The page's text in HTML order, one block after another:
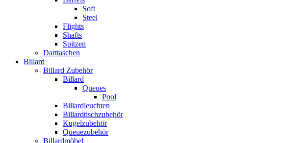
Soft
Steel
Flights
Shafts
Spitzen
Darttaschen
Billard
Billard Zubehör
Billard
Queues
Pool
Billardleuchten
Billardtischzubehör
Kugelzubehör
Queuezubehör
Billardmöbel